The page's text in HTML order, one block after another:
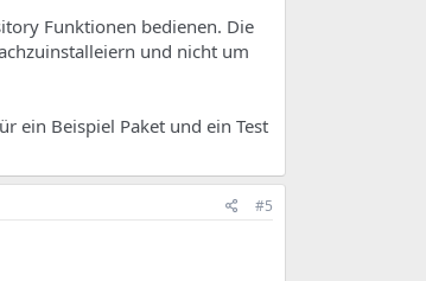
Funktionen bedienen. Die
und nicht um
ein Beispiel Paket und ein Test
#5